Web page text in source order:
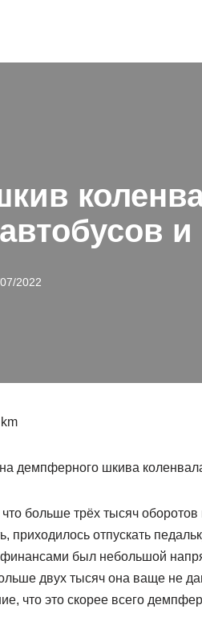
2022
демпферного шкива
что больше трёх тысяч
приходилось отпускать
был небольшой
двух тысяч она ваще не
что это скорее всего